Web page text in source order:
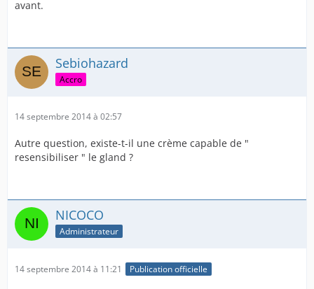
avant.
Sebiohazard
Accro
14 septembre 2014 à 02:57
Autre question, existe-t-il une crème capable de "
resensibiliser " le gland ?
NICOCO
Administrateur
14 septembre 2014 à 11:21 Publication officielle